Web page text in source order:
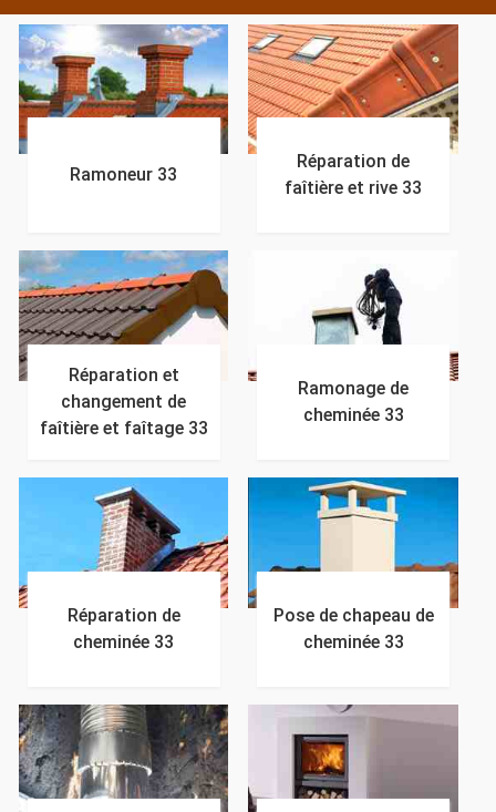
Ramoneur 33
Réparation de
faîtière et rive 33
Réparation et
changement de
faîtière et faîtage 33
Ramonage de
cheminée 33
Réparation de
cheminée 33
Pose de chapeau de
cheminée 33